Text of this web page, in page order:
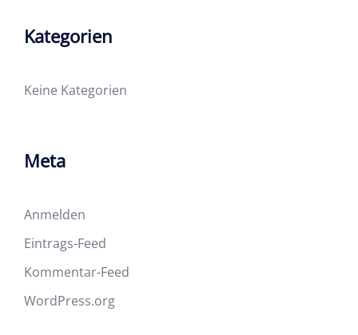
Kategorien
Keine Kategorien
Meta
Anmelden
Eintrags-Feed
Kommentar-Feed
WordPress.org